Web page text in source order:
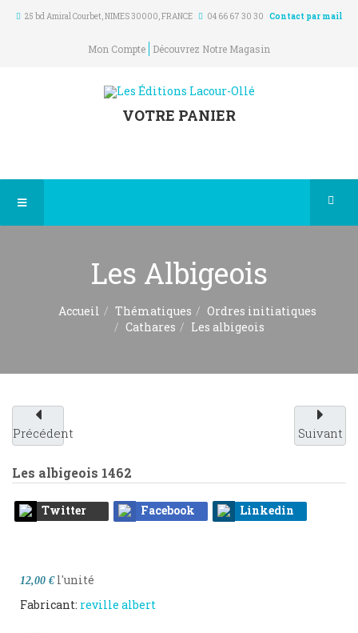
25 bd Amiral Courbet, NIMES30000,FRANCE 04 66 67 30 30 Contact par mail
Mon Compte Découvrez Notre Magasin
VOTRE PANIER
Les Albigeois
Accueil Thématiques
Ordres initiatiques
Cathares
Les albigeois
Précédent Suivant
Les albigeois 1462
Twitter Facebook Linkedin
12,00 € l'unité
Fabricant: reville albert